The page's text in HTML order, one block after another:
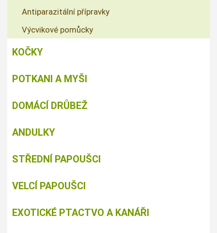
Antiparazitální přípravky
Výcvikové pomůcky
KOČKY
POTKANI A MYŠI
DOMÁCÍ DRŮBEŽ
ANDULKY
STŘEDNÍ PAPOUŠCI
VELCÍ PAPOUŠCI
EXOTICKÉ PTACTVO A KANÁŘI